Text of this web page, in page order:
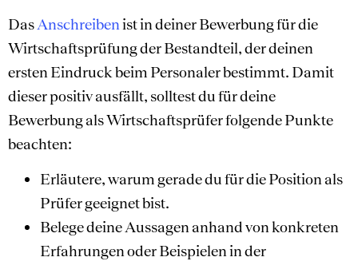
Das Anschreibenist in deiner Bewerbung für die
Wirtschaftsprüfung der Bestandteil, der deinen
ersten Eindruck beim Personaler bestimmt. Damit
dieser positiv ausfällt, solltest du für deine
Bewerbung als Wirtschaftsprüfer folgende Punkte
beachten:
Erläutere, warum gerade du für die Position als
Prüfer geeignet bist.
Belege deine Aussagen anhand von konkreten
Erfahrungen oder Beispielen in der